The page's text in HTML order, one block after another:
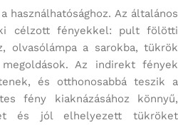
használhatósághoz. Az általános
célzott fényekkel: pult fölötti
olvasólámpa a sarokba, tükrök
Az indirekt fények
és otthonosabbá teszik a
fény kiaknázásához könnyű,
és jól elhelyezett tükröket